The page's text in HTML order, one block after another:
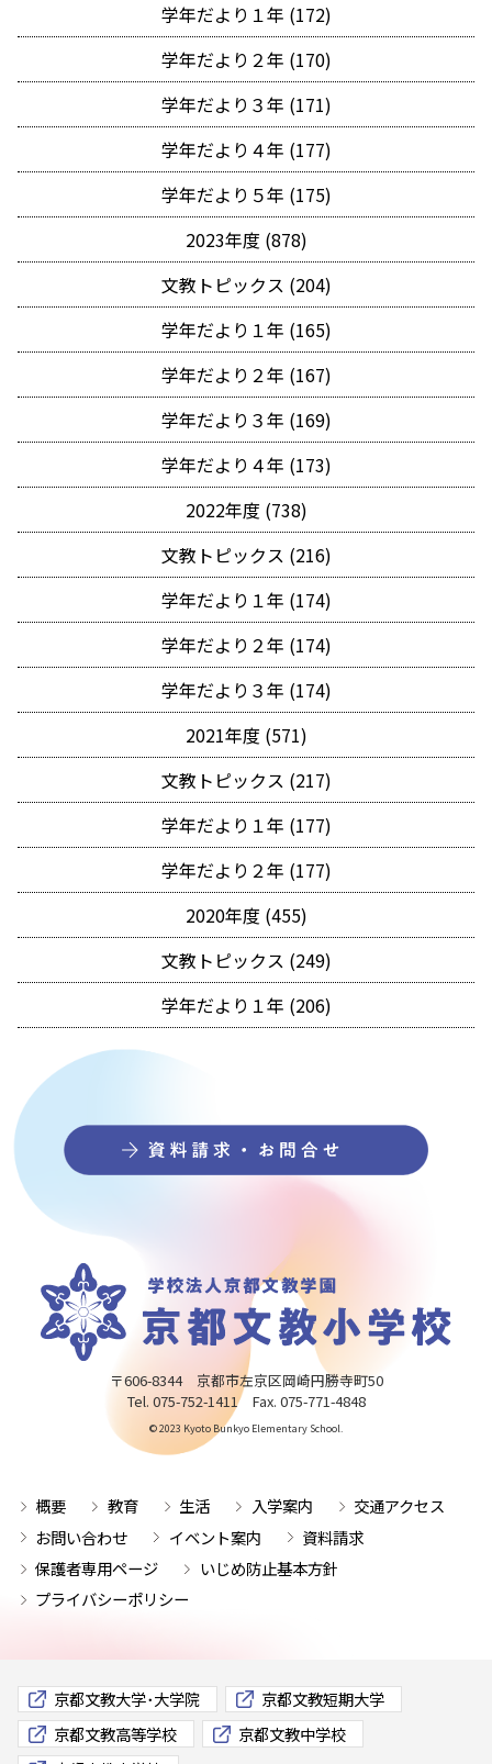
学年だより１年 (172)
学年だより２年 (170)
学年だより３年 (171)
学年だより４年 (177)
学年だより５年 (175)
2023年度 (878)
文教トピックス (204)
学年だより１年 (165)
学年だより２年 (167)
学年だより３年 (169)
学年だより４年 (173)
2022年度 (738)
文教トピックス (216)
学年だより１年 (174)
学年だより２年 (174)
学年だより３年 (174)
2021年度 (571)
文教トピックス (217)
学年だより１年 (177)
学年だより２年 (177)
2020年度 (455)
文教トピックス (249)
学年だより１年 (206)
〒606-8344 京都市左京区岡崎円勝寺町50
Tel. 075-752-1411 Fax. 075-771-4848
© 2023 Kyoto Bunkyo Elementary School.
概要 教育 生活 入学案内
交通アクセス
お問い合わせ
イベント案内
資料請求
保護者専用ページ
いじめ防止基本方針
プライバシーポリシー
京都文教大学･大学院
京都文教短期大学
京都文教高等学校
京都文教中学校